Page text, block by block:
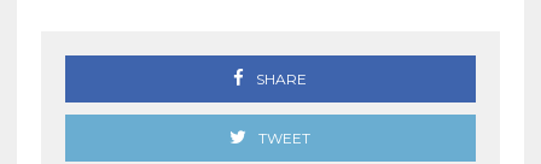
SHARE
TWEET